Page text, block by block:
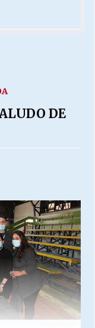
DE